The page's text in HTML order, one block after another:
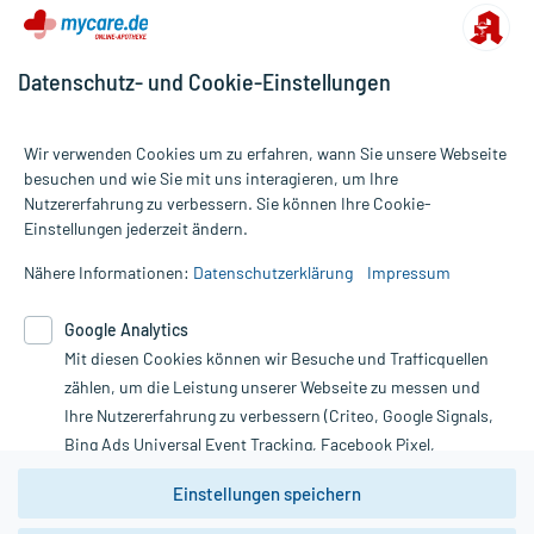
Alle Preise gelten inkl. MwSt., ggf. zzgl. Versandkosten
Informationen auf dieser Website werden ausschließlich für
die Untersuchung und Behandlung durch einen Arzt. Bitte
Therapien eingeleitet werden können. | Diese Webseite benutzt
Google Analytics. Lesen Sie bitte dazu die wichtigen Hinweise in
unserer Datenschutzerklärung. Für den Widerruf einer Bestellung
nutzen Sie das Formular:
Vertrag widerrufen
Datenschutz- und Cookie-Einstellungen
Wir verwenden Cookies um zu erfahren, wann Sie unsere Webseite
besuchen und wie Sie mit uns interagieren, um Ihre
Nutzererfahrung zu verbessern. Sie können Ihre Cookie-
Einstellungen jederzeit ändern.
Nähere Informationen: Datenschutzerklärung Impressum
Google Analytics
Mit diesen Cookies können wir Besuche und Trafficquellen
zählen, um die Leistung unserer Webseite zu messen und
Ihre Nutzererfahrung zu verbessern (Criteo, Google Signals,
Bing Ads Universal Event Tracking, Facebook Pixel,
Youtube-Social Plugin).
Wir weisen darauf hin, dass die
Einstellungen speichern